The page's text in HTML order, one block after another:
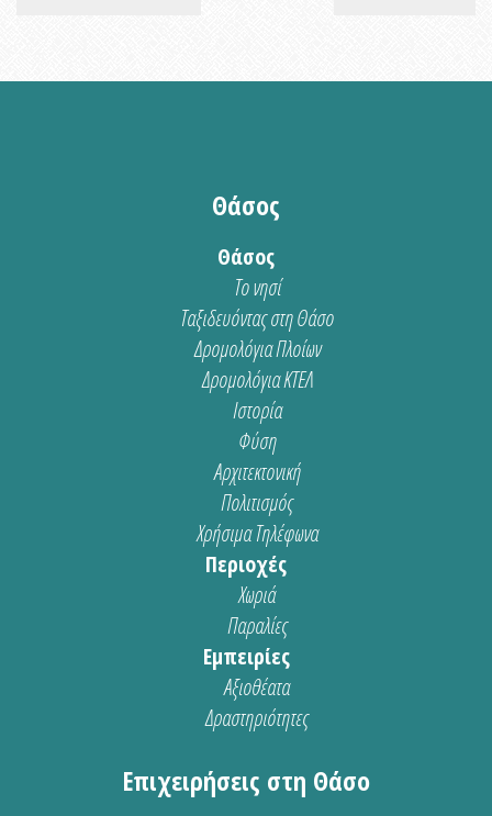
Θάσος
Θάσος
Το νησί
Ταξιδευόντας στη Θάσο
Δρομολόγια Πλοίων
Δρομολόγια ΚΤΕΛ
Ιστορία
Φύση
Αρχιτεκτονική
Πολιτισμός
Χρήσιμα Τηλέφωνα
Περιοχές
Χωριά
Παραλίες
Εμπειρίες
Αξιοθέατα
Δραστηριότητες
Επιχειρήσεις στη Θάσο